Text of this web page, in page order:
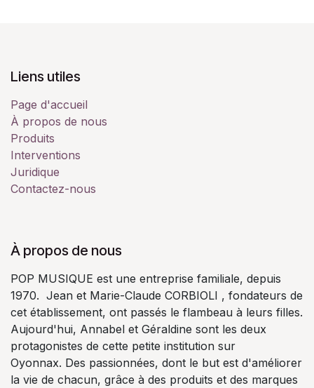
Liens utiles
Page d'accueil
À propos de nous
Produits
Interventions
Juridique
Contactez-nous
À propos de nous
POP MUSIQUE est une entreprise familiale, depuis
1970. Jean et Marie-Claude CORBIOLI , fondateurs de
cet établissement, ont passés le flambeau à leurs filles.
Aujourd'hui, Annabel et Géraldine sont les deux
protagonistes de cette petite institution sur
Oyonnax. Des passionnées, dont le but est d'améliorer
la vie de chacun, grâce à des produits et des marques